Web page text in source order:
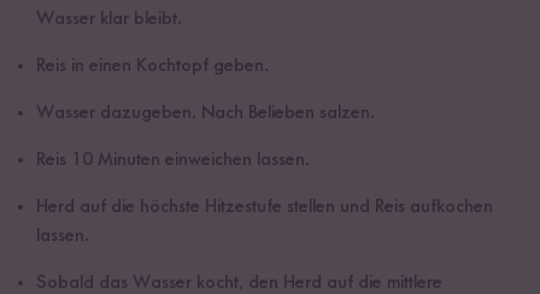
Wasser klar bleibt.
Reis in einen Kochtopf geben.
Wasser dazugeben. Nach Belieben salzen.
Reis 10 Minuten einweichen lassen.
Herd auf die höchste Hitzestufe stellen und Reis aufkochen
lassen.
Sobald das Wasser kocht, den Herd auf die mittlere